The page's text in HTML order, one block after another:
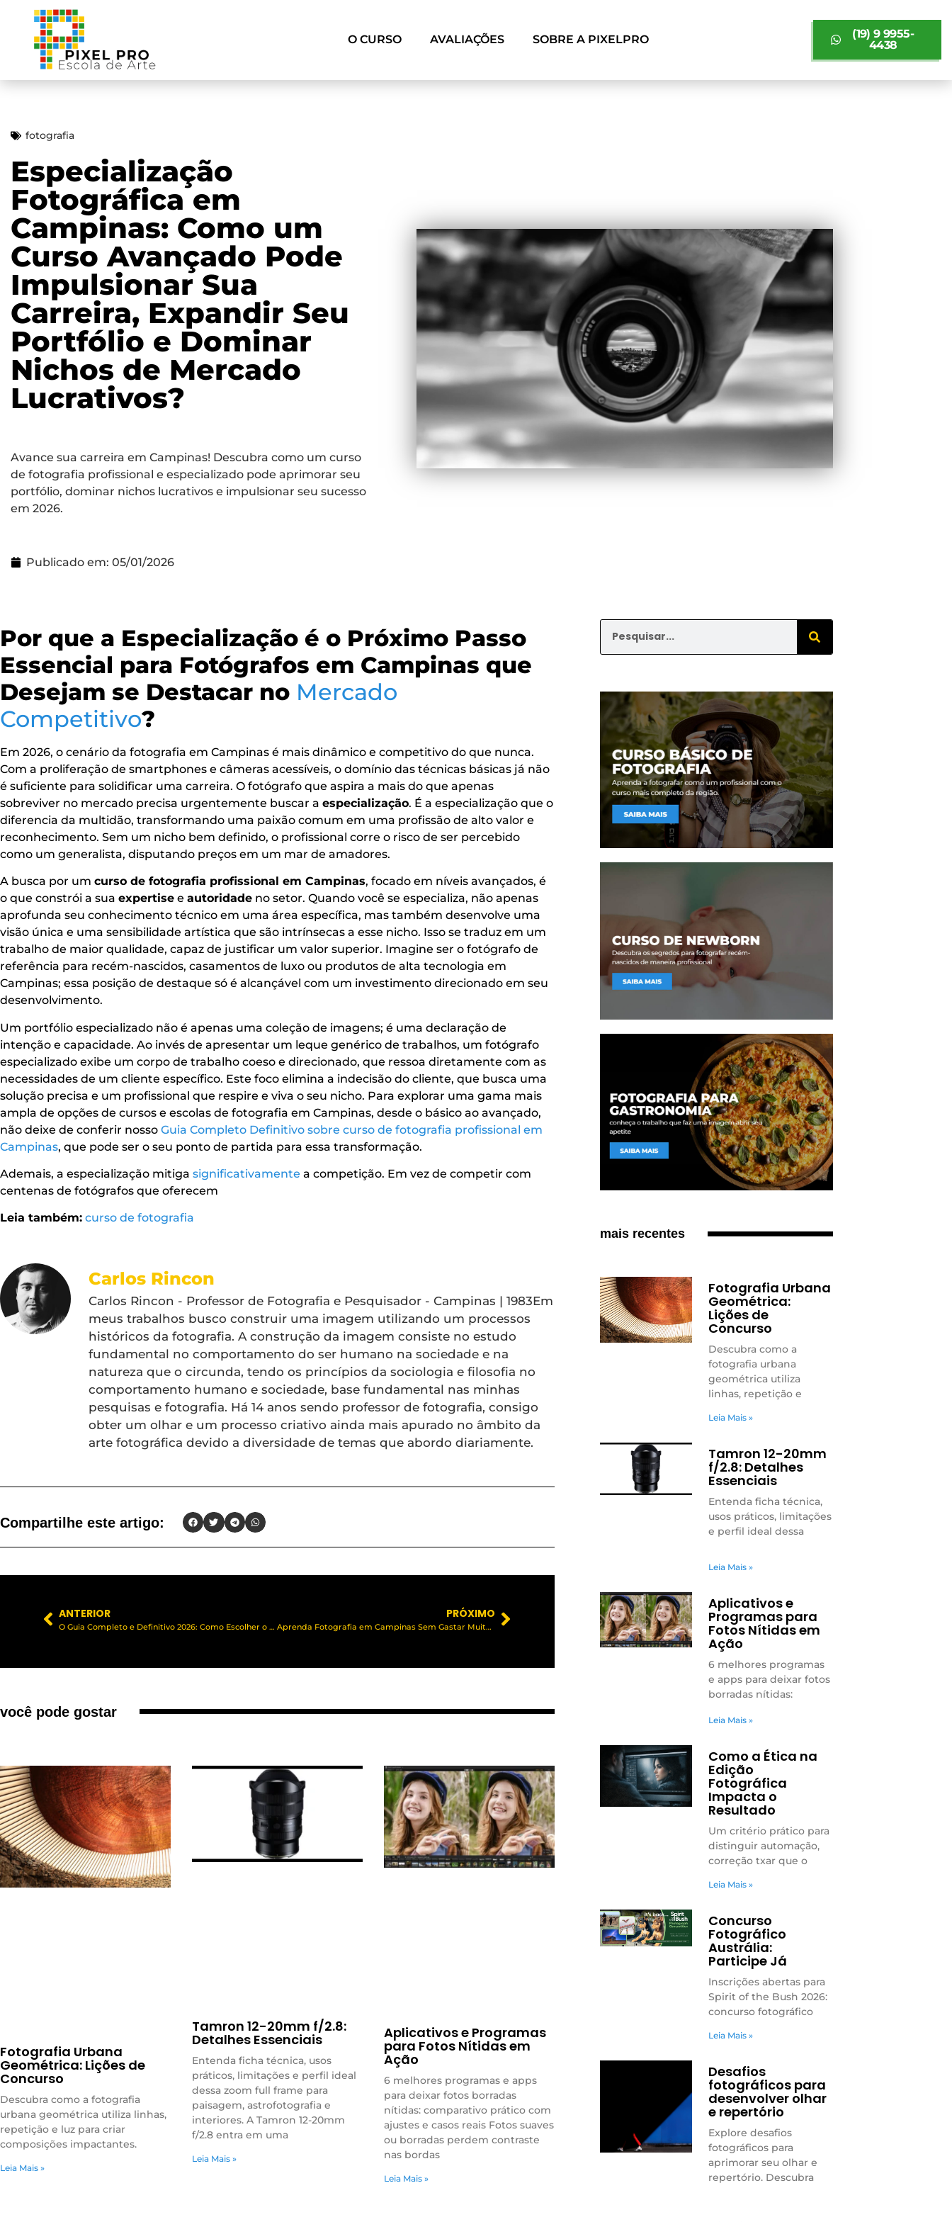
O CURSO AVALIAÇÕES SOBRE A PIXELPRO
(19) 9 9955-
4438
fotografia
Especialização
Fotográfica em
Campinas: Como um
Curso Avançado Pode
Impulsionar Sua
Carreira, Expandir Seu
Portfólio e Dominar
Nichos de Mercado
Lucrativos?
Avance sua carreira em Campinas! Descubra como um curso
de fotografia profissional e especializado pode aprimorar seu
portfólio, dominar nichos lucrativos e impulsionar seu sucesso
em 2026.
Publicado em: 05/01/2026
Por que a Especialização é o Próximo Passo
Essencial para Fotógrafos em Campinas que
Desejam se Destacar no Mercado
Competitivo?
Em 2026, o cenário da fotografia em Campinas é mais dinâmico e competitivo do que nunca.
Com a proliferação de smartphones e câmeras acessíveis, o domínio das técnicas básicas já não
é suficiente para solidificar uma carreira. O fotógrafo que aspira a mais do que apenas
sobreviver no mercado precisa urgentemente buscar a especialização. É a especialização que o
diferencia da multidão, transformando uma paixão comum em uma profissão de alto valor e
reconhecimento. Sem um nicho bem definido, o profissional corre o risco de ser percebido
como um generalista, disputando preços em um mar de amadores.
A busca por um curso de fotografia profissional em Campinas, focado em níveis avançados, é
o que constrói a sua expertise e autoridade no setor. Quando você se especializa, não apenas
aprofunda seu conhecimento técnico em uma área específica, mas também desenvolve uma
visão única e uma sensibilidade artística que são intrínsecas a esse nicho. Isso se traduz em um
trabalho de maior qualidade, capaz de justificar um valor superior. Imagine ser o fotógrafo de
referência para recém-nascidos, casamentos de luxo ou produtos de alta tecnologia em
Campinas; essa posição de destaque só é alcançável com um investimento direcionado em seu
desenvolvimento.
Um portfólio especializado não é apenas uma coleção de imagens; é uma declaração de
intenção e capacidade. Ao invés de apresentar um leque genérico de trabalhos, um fotógrafo
especializado exibe um corpo de trabalho coeso e direcionado, que ressoa diretamente com as
necessidades de um cliente específico. Este foco elimina a indecisão do cliente, que busca uma
solução precisa e um profissional que respire e viva o seu nicho. Para explorar uma gama mais
ampla de opções de cursos e escolas de fotografia em Campinas, desde o básico ao avançado,
não deixe de conferir nosso Guia Completo Definitivo sobre curso de fotografia profissional em
Campinas, que pode ser o seu ponto de partida para essa transformação.
Ademais, a especialização mitiga significativamente a competição. Em vez de competir com
centenas de fotógrafos que oferecem
Leia também: curso de fotografia
Carlos Rincon
Carlos Rincon - Professor de Fotografia e Pesquisador - Campinas | 1983Em
meus trabalhos busco construir uma imagem utilizando um processos
históricos da fotografia. A construção da imagem consiste no estudo
fundamental no comportamento do ser humano na sociedade e na
natureza que o circunda, tendo os princípios da sociologia e filosofia no
comportamento humano e sociedade, base fundamental nas minhas
pesquisas e fotografia. Há 14 anos sendo professor de fotografia, consigo
obter um olhar e um processo criativo ainda mais apurado no âmbito da
arte fotográfica devido a diversidade de temas que abordo diariamente.
Compartilhe este artigo:
ANTERIOR
O Guia Completo e Definitivo 2026: Como Escolher o Melhor Curso de Fotografia em Campinas? Desvendando Opções, Metodologias e Oportunidades para Iniciantes e Profissionais.
PRÓXIMO
Aprenda Fotografia em Campinas Sem Gastar Muito: Dicas Essenciais, Recursos Gratuitos e Exercícios Práticos para Complementar Seu Curso e Aprimorar Suas Habilidades.
você pode gostar
Fotografia Urbana
Geométrica: Lições de
Concurso
Descubra como a fotografia
urbana geométrica utiliza linhas,
repetição e luz para criar
composições impactantes.
Leia Mais »
Tamron 12-20mm f/2.8:
Detalhes Essenciais
Entenda ficha técnica, usos
práticos, limitações e perfil ideal
dessa zoom full frame para
paisagem, astrofotografia e
interiores. A Tamron 12-20mm
f/2.8 entra em uma
Leia Mais »
Aplicativos e Programas
para Fotos Nítidas em
Ação
6 melhores programas e apps
para deixar fotos borradas
nítidas: comparativo prático com
ajustes e casos reais Fotos suaves
ou borradas perdem contraste
nas bordas
Leia Mais »
mais recentes
Fotografia Urbana
Geométrica:
Lições de
Concurso
Descubra como a
fotografia urbana
geométrica utiliza
linhas, repetição e
Leia Mais »
Tamron 12-20mm
f/2.8: Detalhes
Essenciais
Entenda ficha técnica,
usos práticos, limitações
e perfil ideal dessa
Leia Mais »
Aplicativos e
Programas para
Fotos Nítidas em
Ação
6 melhores programas
e apps para deixar fotos
borradas nítidas:
Leia Mais »
Como a Ética na
Edição
Fotográfica
Impacta o
Resultado
Um critério prático para
distinguir automação,
correção txar que o
Leia Mais »
Concurso
Fotográfico
Austrália:
Participe Já
Inscrições abertas para
Spirit of the Bush 2026:
concurso fotográfico
Leia Mais »
Desafios
fotográficos para
desenvolver olhar
e repertório
Explore desafios
fotográficos para
aprimorar seu olhar e
repertório. Descubra